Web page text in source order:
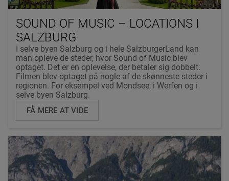
SOUND OF MUSIC – LOCATIONS I
SALZBURG
I selve byen Salzburg og i hele SalzburgerLand kan
man opleve de steder, hvor Sound of Music blev
optaget. Det er en oplevelse, der betaler sig dobbelt.
Filmen blev optaget på nogle af de skønneste steder i
regionen. For eksempel ved Mondsee, i Werfen og i
selve byen Salzburg.
FÅ MERE AT VIDE